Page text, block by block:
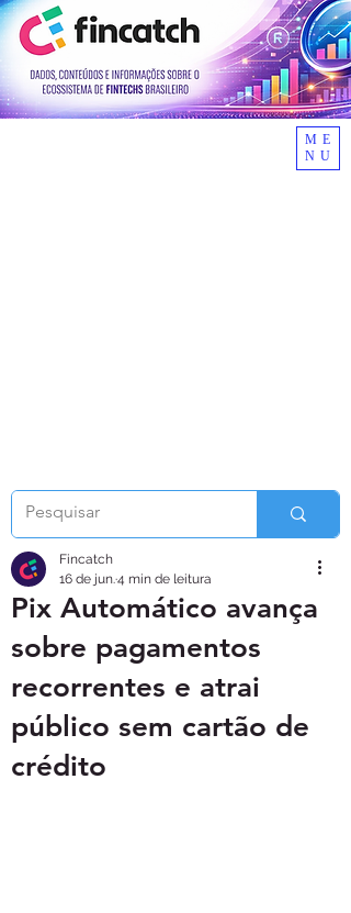
ME
NU
Pix Automático avança
sobre pagamentos
recorrentes e atrai
público sem cartão de
crédito
Fincatch
16 de jun.4 min de leitura